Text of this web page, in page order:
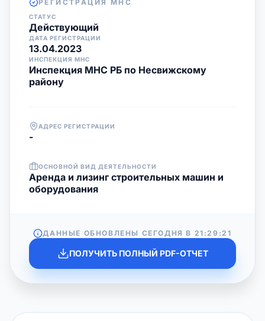
РЕГИСТРАЦИЯ МНС
СТАТУС
Действующий
ДАТА РЕГИСТРАЦИИ
13.04.2023
ИНСПЕКЦИЯ МНС
Инспекция МНС РБ по Несвижскому
району
АДРЕС РЕГИСТРАЦИИ
-
ОСНОВНОЙ ВИД ДЕЯТЕЛЬНОСТИ
Аренда и лизинг строительных машин и
оборудования
ДАННЫЕ ОБНОВЛЕНЫ СЕГОДНЯ В 21:29:21
ПОЛУЧИТЬ ПОЛНЫЙ PDF-ОТЧЕТ